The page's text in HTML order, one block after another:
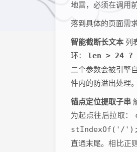
地雷，必须在调用
落到具体的页面需
智能截断长文本 列
环： len > 24
二个参数会被引擎
件内的防溢出处理。
锚点定位提取子串
为起点往后拉取：
stIndexOf('/');
直通末尾。相比正